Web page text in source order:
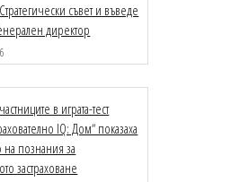
съвет и въведе
директор
в играта-тест
IQ: Дом“ показаха
познания за
застраховане